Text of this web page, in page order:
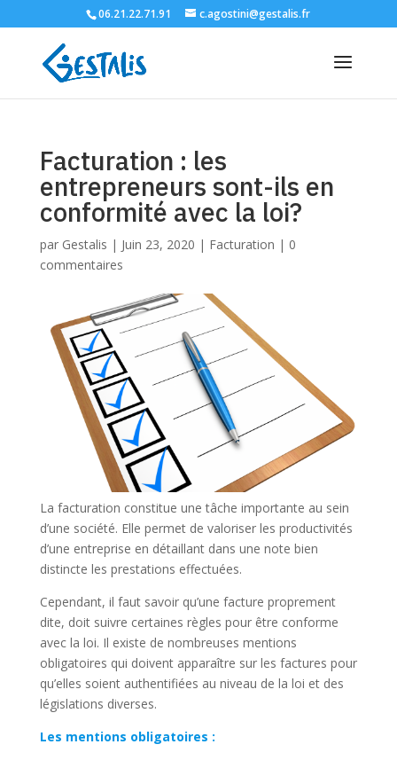
06.21.22.71.91 c.agostini@gestalis.fr
Facturation : les
entrepreneurs sont-ils en
conformité avec la loi?
par Gestalis | Juin 23, 2020 | Facturation | 0
commentaires
La facturation constitue une tâche importante au sein
d’une société. Elle permet de valoriser les productivités
d’une entreprise en détaillant dans une note bien
distincte les prestations effectuées.
Cependant, il faut savoir qu’une facture proprement
dite, doit suivre certaines règles pour être conforme
avec la loi. Il existe de nombreuses mentions
obligatoires qui doivent apparaître sur les factures pour
qu’elles soient authentifiées au niveau de la loi et des
législations diverses.
Les mentions obligatoires :